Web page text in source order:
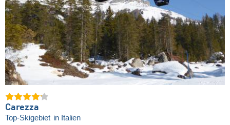
Carezza
Top-Skigebiet in Italien